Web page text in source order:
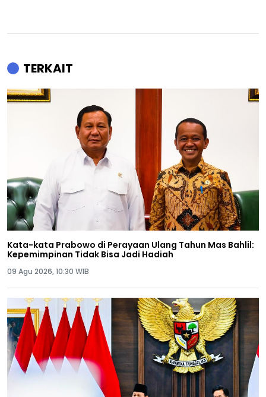
TERKAIT
Kata-kata Prabowo di Perayaan Ulang Tahun Mas Bahlil:
Kepemimpinan Tidak Bisa Jadi Hadiah
09 Agu 2026, 10:30 WIB